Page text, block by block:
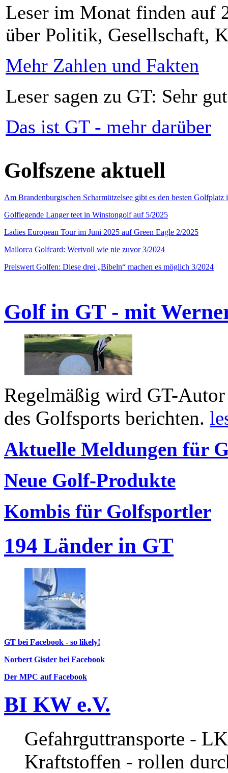
Leser im Monat finden auf
über Politik, Gesellschaft,
Mehr Zahlen und Fakten
Leser sagen zu GT: Sehr
Das ist GT - mehr darüber
Golfszene aktuell
Am Brandenburgischen Scharmützelsee gibt es den besten
Golflegende Langer teet in Winstongolf auf 5/2025
Ladies European Tour im Juni 2025 auf Green Eagle 2/2025
Mallorca Golfcard: Wertvoll wie nie zuvor 3/2024
Preiswert Golfen: Diese drei „Bibeln“ machen es möglich 3/2024
Golf in GT - mit
Regelmäßig wird GT-
des Golfsports berichten.
Aktuelle Meldungen für
Neue Golf-Produkte
Kombis für Golfsportler
194 Länder in GT
GT bei Facebook - so likely!
Norbert Gisder bei Facebook
Der MPC auf Facebook
BI KW e.V.
Gefahrguttransporte -
Kraftstoffen - rollen